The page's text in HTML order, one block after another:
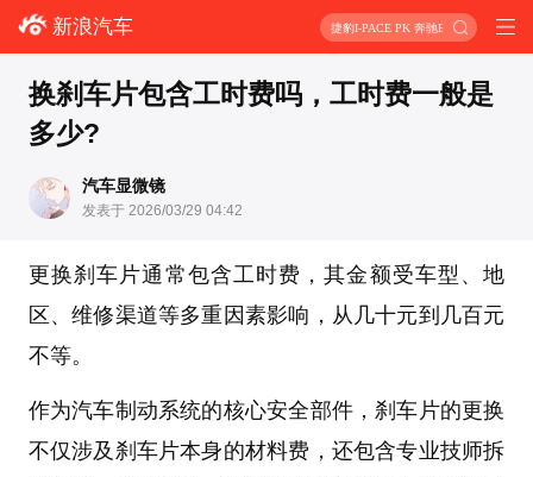
新浪汽车 捷豹I-PACE PK 奔驰EQC
换刹车片包含工时费吗，工时费一般是
多少?
汽车显微镜
发表于 2026/03/29 04:42
更换刹车片通常包含工时费，其金额受车型、地
区、维修渠道等多重因素影响，从几十元到几百元
不等。
作为汽车制动系统的核心安全部件，刹车片的更换
不仅涉及刹车片本身的材料费，还包含专业技师拆